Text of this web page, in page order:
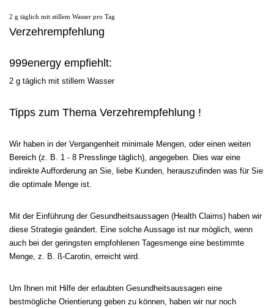
2 g täglich mit stillem Wasser pro Tag
Verzehrempfehlung
999energy empfiehlt:
2 g täglich mit stillem Wasser
Tipps zum Thema Verzehrempfehlung !
Wir haben in der Vergangenheit minimale Mengen, oder einen weiten
Bereich (z. B. 1 - 8 Presslinge täglich), angegeben. Dies war eine
indirekte Aufforderung an Sie, liebe Kunden, herauszufinden was für Sie
die optimale Menge ist.
Mit der Einführung der Gesundheitsaussagen (Health Claims) haben wir
diese Strategie geändert. Eine solche Aussage ist nur möglich, wenn
auch bei der geringsten empfohlenen Tagesmenge eine bestimmte
Menge, z. B. ß-Carotin, erreicht wird.
Um Ihnen mit Hilfe der erlaubten Gesundheitsaussagen eine
bestmögliche Orientierung geben zu können, haben wir nur noch